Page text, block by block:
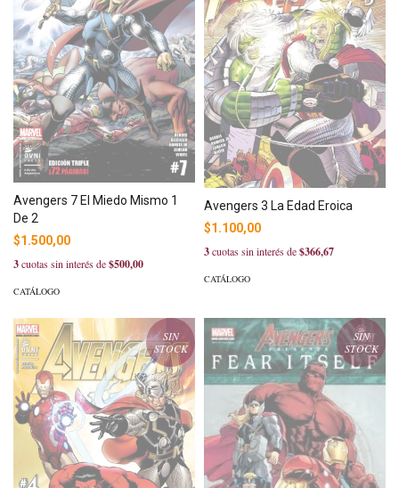
Avengers 7 El Miedo Mismo 1
De 2
$1.500,00
3cuotas sin interés de$500,00
CATÁLOGO
Avengers 3 La Edad Eroica
$1.100,00
3cuotas sin interés de$366,67
CATÁLOGO
SIN
STOCK
SIN
STOCK